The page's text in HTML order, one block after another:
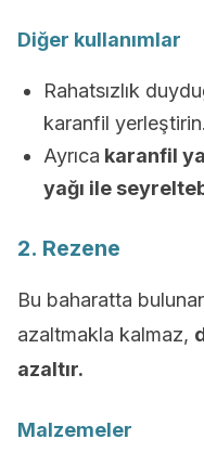
Diğer kullanımlar
Rahatsızlık
karanfil yerleştirin.
Ayrıca karanfil
yağı ile
2. Rezene
Bu baharatta
azaltmakla kalmaz,
azaltır.
Malzemeler